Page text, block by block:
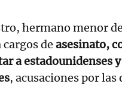
hermano menor
de asesinato,
a estadounidenses
, acusaciones por las